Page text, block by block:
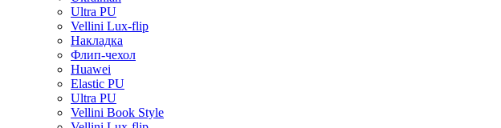
Ultra PU
Vellini Lux-flip
Накладка
Флип-чехол
Huawei
Elastic PU
Ultra PU
Vellini Book Style